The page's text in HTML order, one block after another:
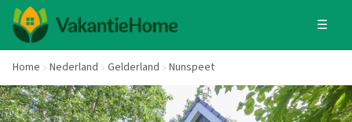
☰
Home Nederland Gelderland Nunspeet